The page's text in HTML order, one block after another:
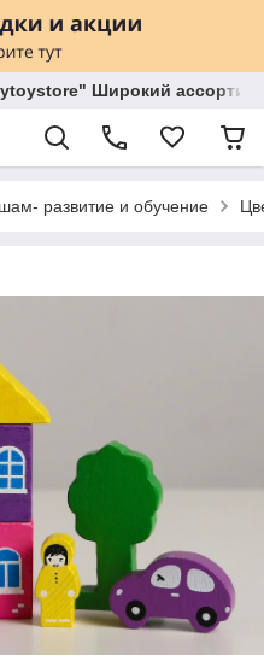
Широкий
развитие и обучение